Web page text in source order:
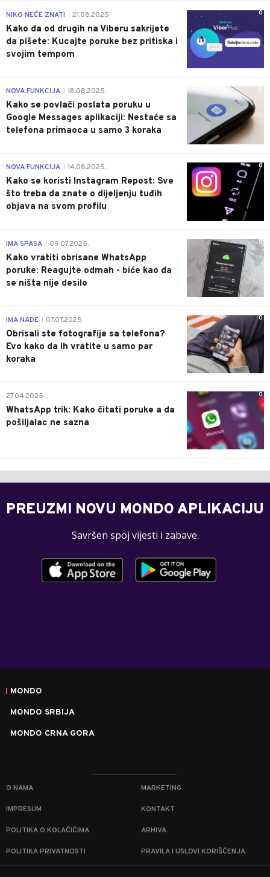
0
NIKO NEĆE ZNATI 21.08.2025.
Kako da od drugih na Viberu sakrijete
da pišete: Kucajte poruke bez pritiska i
svojim tempom
0
NOVA FUNKCIJA 18.08.2025.
Kako se povlači poslata poruku u
Google Messages aplikaciji: Nestaće sa
telefona primaoca u samo 3 koraka
0
NOVA FUNKCIJA 14.08.2025.
Kako se koristi Instagram Repost: Sve
što treba da znate o dijeljenju tuđih
objava na svom profilu
0
IMA SPASA 09.07.2025.
Kako vratiti obrisane WhatsApp
poruke: Reagujte odmah - biće kao da
se ništa nije desilo
0
IMA NADE 07.07.2025.
Obrisali ste fotografije sa telefona?
Evo kako da ih vratite u samo par
koraka
0
27.04.2025.
WhatsApp trik: Kako čitati poruke a da
pošiljalac ne sazna
PREUZMI NOVU MONDO APLIKACIJU
Savršen spoj vijesti i zabave.
MONDO
MONDO SRBIJA
MONDO CRNA GORA
O NAMA MARKETING
IMPRESUM KONTAKT
POLITIKA O KOLAČIĆIMA ARHIVA
POLITIKA PRIVATNOSTI PRAVILA I USLOVI KORIŠĆENJA